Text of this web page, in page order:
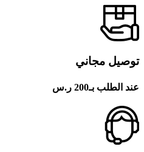
توصيل مجاني
عند الطلب بـ200 ر.س